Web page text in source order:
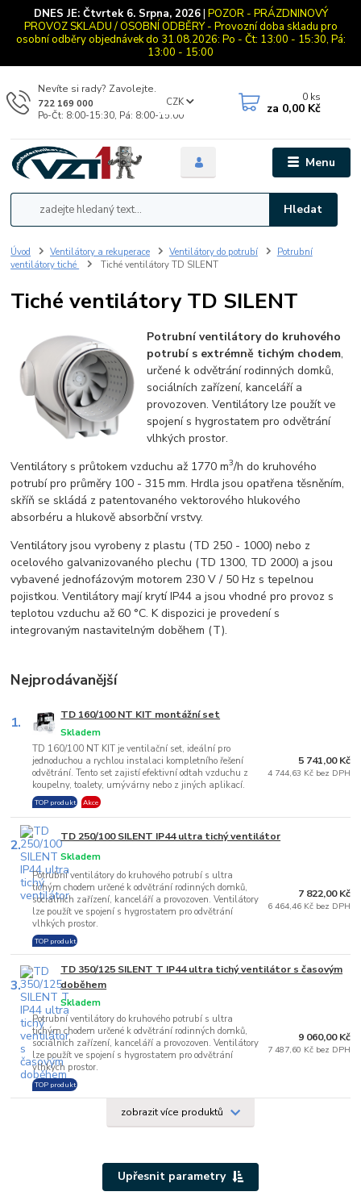
DNES JE: Čtvrtek 6. Srpna, 2026| POZOR - PRÁZDNINOVÝ
PROVOZ SKLADU / OSOBNÍ ODBĚRY - Provozní doba skladu pro
osobní odběry objednávek do 31.08.2026: Po - Čt: 13:00 - 15:30, Pá:
13:00 - 15:00
Menu
CZK
Hledat
Nevíte si rady? Zavolejte.
722 169 000
Po-Čt: 8:00-15:30, Pá: 8:00-15:00
0 ks
za 0,00 Kč
Úvod Ventilátory a rekuperace Ventilátory do potrubí
Potrubní
ventilátory tiché
Tiché ventilátory TD SILENT
Tiché ventilátory TD SILENT
Potrubní ventilátory do kruhového
potrubí s extrémně tichým chodem,
určené k odvětrání rodinných domků,
sociálních zařízení, kanceláří a
provozoven. Ventilátory lze použít ve
spojení s hygrostatem pro odvětrání
vlhkých prostor.
Ventilátory s průtokem vzduchu až 1770 m3/h do kruhového
potrubí pro průměry 100 - 315 mm. Hrdla jsou opatřena těsněním,
skříň se skládá z patentovaného vektorového hlukového
absorbéru a hlukově absorbční vrstvy.
Ventilátory jsou vyrobeny z plastu (TD 250 - 1000) nebo z
ocelového galvanizovaného plechu (TD 1300, TD 2000) a jsou
vybavené jednofázovým motorem 230 V / 50 Hz s tepelnou
pojistkou. Ventilátory mají krytí IP44 a jsou vhodné pro provoz s
teplotou vzduchu až 60 °C. K dispozici je provedení s
integrovaným nastavitelným doběhem (T).
Nejprodávanější
1. TD 160/100 NT KIT montážní set
TD 160/100 NT KIT je ventilační set, ideální pro
jednoduchou a rychlou instalaci kompletního řešení
odvětrání. Tento set zajistí efektivní odtah vzduchu z
koupelny, toalety, umývárny nebo z jiných aplikací.
Skladem
TOP produkt Akce
5 741,00 Kč
4 744,63 Kč bez DPH
2. TD 250/100 SILENT IP44 ultra tichý ventilátor
Potrubní ventilátory do kruhového potrubí s ultra
tichým chodem určené k odvětrání rodinných domků,
sociálních zařízení, kanceláří a provozoven. Ventilátory
lze použít ve spojení s hygrostatem pro odvětrání
vlhkých prostor.
Skladem
TOP produkt
7 822,00 Kč
6 464,46 Kč bez DPH
3.
TD 350/125 SILENT T IP44 ultra tichý ventilátor s časovým
doběhem
Potrubní ventilátory do kruhového potrubí s ultra
tichým chodem určené k odvětrání rodinných domků,
sociálních zařízení, kanceláří a provozoven. Ventilátory
lze použít ve spojení s hygrostatem pro odvětrání
vlhkých prostor.
Skladem
TOP produkt
9 060,00 Kč
7 487,60 Kč bez DPH
zobrazit více produktů
Upřesnit parametry